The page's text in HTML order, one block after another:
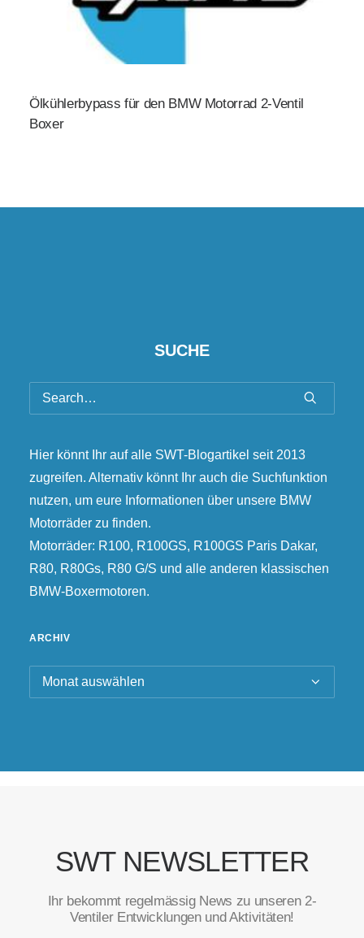
Ölkühlerbypass für den BMW Motorrad 2-Ventil
Boxer
SUCHE
Hier könnt Ihr auf alle SWT-Blogartikel seit 2013
zugreifen. Alternativ könnt Ihr auch die Suchfunktion
nutzen, um eure Informationen über unsere BMW
Motorräder zu finden.
Motorräder: R100, R100GS, R100GS Paris Dakar,
R80, R80Gs, R80 G/S und alle anderen klassischen
BMW-Boxermotoren.
ARCHIV
Archiv
SWT NEWSLETTER
Ihr bekommt regelmässig News zu unseren 2-
Ventiler Entwicklungen und Aktivitäten!